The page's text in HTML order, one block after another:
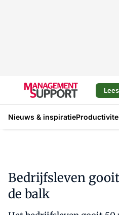
Nieuws & inspiratie
Bedrijfsleven
de balk